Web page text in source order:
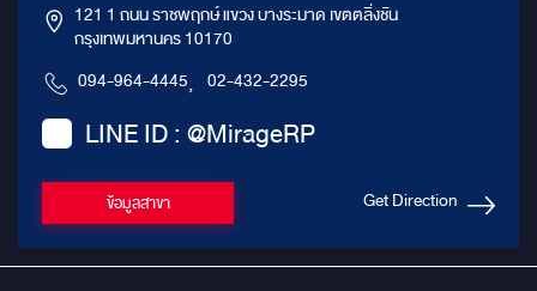
121 1 ถนน ราชพฤกษ์ แขวง บางระมาด เขตตลิ่งชัน
กรุงเทพมหานคร 10170
094-964-4445, 02-432-2295
LINE ID : @MirageRP
ข้อมูลสาขา Get Direction